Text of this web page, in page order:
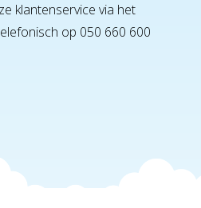
klantenservice via het
op 050 660 600